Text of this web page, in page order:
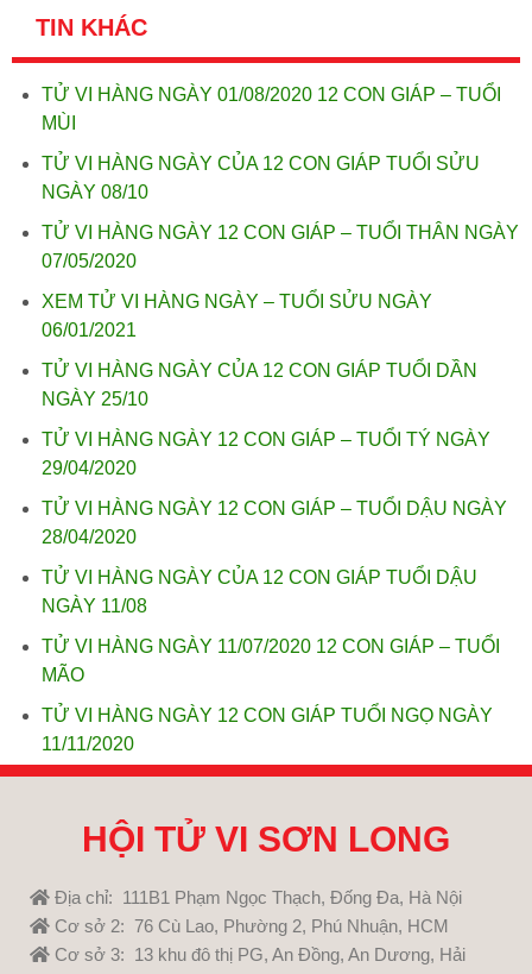
TIN KHÁC
TỬ VI HÀNG NGÀY 01/08/2020 12 CON GIÁP – TUỔI
MÙI
TỬ VI HÀNG NGÀY CỦA 12 CON GIÁP TUỔI SỬU
NGÀY 08/10
TỬ VI HÀNG NGÀY 12 CON GIÁP – TUỔI THÂN NGÀY
07/05/2020
XEM TỬ VI HÀNG NGÀY – TUỔI SỬU NGÀY
06/01/2021
TỬ VI HÀNG NGÀY CỦA 12 CON GIÁP TUỔI DẦN
NGÀY 25/10
TỬ VI HÀNG NGÀY 12 CON GIÁP – TUỔI TÝ NGÀY
29/04/2020
TỬ VI HÀNG NGÀY 12 CON GIÁP – TUỔI DẬU NGÀY
28/04/2020
TỬ VI HÀNG NGÀY CỦA 12 CON GIÁP TUỔI DẬU
NGÀY 11/08
TỬ VI HÀNG NGÀY 11/07/2020 12 CON GIÁP – TUỔI
MÃO
TỬ VI HÀNG NGÀY 12 CON GIÁP TUỔI NGỌ NGÀY
11/11/2020
HỘI TỬ VI SƠN LONG
Địa chỉ: 111B1 Phạm Ngọc Thạch, Đống Đa, Hà Nội
Cơ sở 2: 76 Cù Lao, Phường 2, Phú Nhuận, HCM
Cơ sở 3: 13 khu đô thị PG, An Đồng, An Dương, Hải